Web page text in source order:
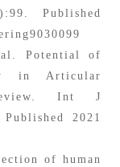
Published
Potential of
in Articular
Int J
2021
of human